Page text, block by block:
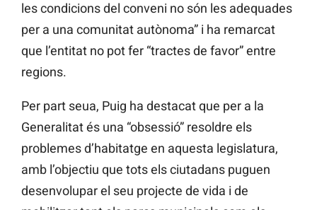
les condicions del conveni no són les adequades
per a una comunitat autònoma” i ha remarcat
que l’entitat no pot fer “tractes de favor” entre
regions.
Per part seua, Puig ha destacat que per a la
Generalitat és una “obsessió” resoldre els
problemes d’habitatge en aquesta legislatura,
amb l’objectiu que tots els ciutadans puguen
desenvolupar el seu projecte de vida i de